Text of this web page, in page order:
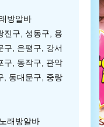
방알바
진구, 성동구, 용
구, 은평구, 강서
구, 동작구, 관악
, 동대문구, 중랑
래방알바